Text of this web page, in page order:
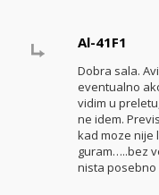
Al-41F1
Dobra sala.
eventualno
vidim u
ne idem.
kad moze nije
guram…..bez
nista posebno